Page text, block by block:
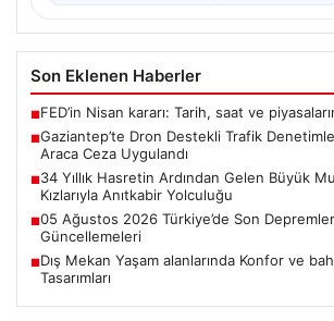
Son Eklenen Haberler
■FED’in Nisan kararı: Tarih, saat ve
■Gaziantep’te Dron Destekli Trafik
Araca Ceza Uygulandı
■34 Yıllık Hasretin Ardından Gelen Büyük
Kızlarıyla Anıtkabir Yolculuğu
■05 Ağustos 2026 Türkiye’de Son
Güncellemeleri
■Dış Mekan Yaşam alanlarında Konfor ve
Tasarımları